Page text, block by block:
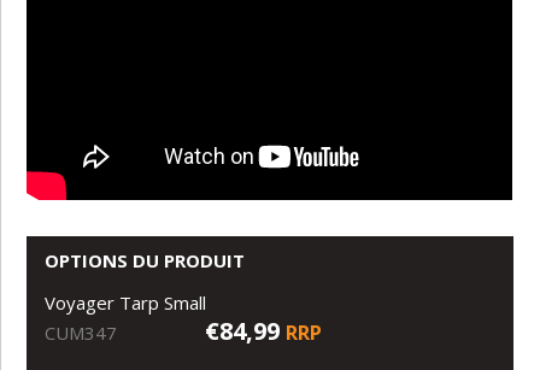
OPTIONS DU PRODUIT
Voyager Tarp Small
CUM347
€84,99 RRP